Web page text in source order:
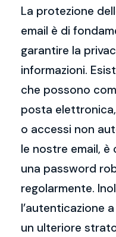
La protezione
email è di
garantire la
informazioni.
che possono
posta
o accessi non
le nostre email, è
una password
regolarmente.
l’autenticazione
un ulteriore